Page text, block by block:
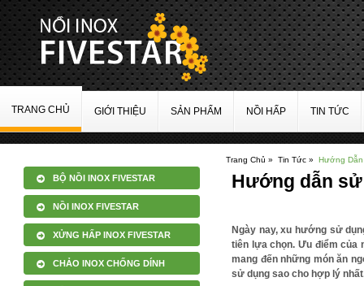
TRANG CHỦ GIỚI THIỆU SẢN PHẨM NỒI HẤP TIN TỨC
BỘ NỒI INOX FIVESTAR
NỒI INOX FIVESTAR
XỬNG HẤP INOX FIVESTAR
CHẢO INOX CHỐNG DÍNH
Trang Chủ » Tin Tức » Hướng
Hướng dẫn
Ngày nay, xu hướng sử
tiên lựa chọn. Ưu điểm của
mang đến những món ăn
sử dụng sao cho hợp lý